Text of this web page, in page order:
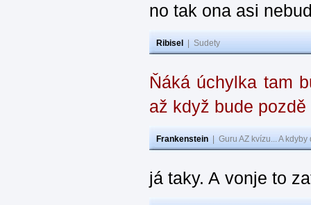
no tak ona asi
Ribisel Sudety
Ňáká úchylka tam
až když bude pozdě
Frankenstein Guru AZ kvízu... A
já taky. A vonje to